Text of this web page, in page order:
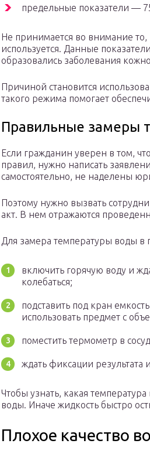
предельные показатели —
Не принимается во внимание
используется. Данные
образовались заболевания
Причиной становится
такого режима помогает
Правильные замеры
Если гражданин уверен в том,
правил, нужно написать
самостоятельно, не наделены
Поэтому нужно вызвать
акт. В нем отражаются
Для замера температуры воды в
включить горячую воду и
колебаться;
подставить под кран
использовать предмет с
поместить термометр в
ждать фиксации результата
Чтобы узнать, какая
воды. Иначе жидкость быстро
Плохое качество